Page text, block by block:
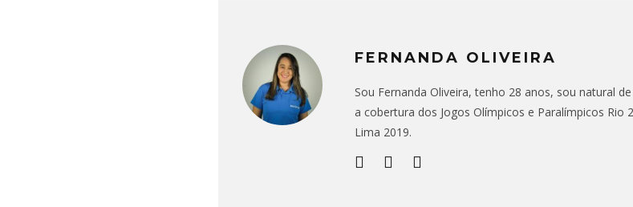
FERNANDA OLIVEIRA
Sou Fernanda Oliveira, tenho 28 anos, sou natural
a cobertura dos Jogos Olímpicos e Paralímpicos Rio
Lima 2019.